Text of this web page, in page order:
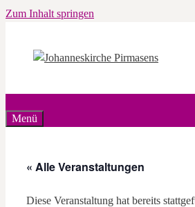
Zum Inhalt springen
Menü
« Alle Veranstaltungen
Diese Veranstaltung hat bereits